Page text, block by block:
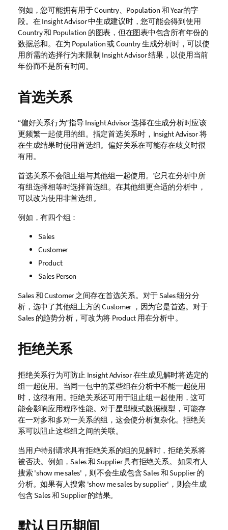
例如，您可能拥有用于Country、 Population 和Year的字
段。在 Insight Advisor中生成建议时，您可能会得到使用
Country和 Population 的图表，但在图表中包含所有年份的
数据总和。在为 Population或Country生成分析时，可以使
用所需的选择行为来限制 Insight Advisor结果，以使用当前
年份而不是所有时间。
首选关系
“偏好关系行为”指导 Insight Advisor选择在生成分析时应该
更频繁一起使用的组。指定首选关系时， Insight Advisor将
在生成结果时使用首选组。偏好关系在可能存在歧义时很
有用。
首选关系不会阻止组与其他组一起使用。它只在分析中所
有组选择相等时选择首选组。在其他组更合适的分析中，
可以改为使用非首选组。
例如，有四个组：
Sales
Customer
Product
Sales Person
Sales和Customer之间存在首选关系。对于Sales细分分
析，选中了其他组上方的Customer，因为它是首选。对于
Sales的趋势分析，可改为将 Product 用在分析中。
拒绝关系
拒绝关系行为可防止 Insight Advisor在生成见解时将选定的
组一起使用。当同一包中的某些组在分析中不能一起使用
时，这很有用。拒绝关系还可用于阻止组一起使用，这可
能会影响应用程序性能。对于星型模式数据模型，可能存
在一对多和多对一关系的组，这会使分析复杂化。拒绝关
系可以阻止这些组之间的关联。
当用户特别请求具有拒绝关系的组的见解时，拒绝关系将
被否决。例如，Sales和Supplier具有拒绝关系。 如果有人
搜索'show me sales' ，则不会生成包含Sales和Supplier的
分析。如果有人搜索 'show me sales by supplier' ，则会生成
包含Sales和Supplier的结果。
默认日历期间